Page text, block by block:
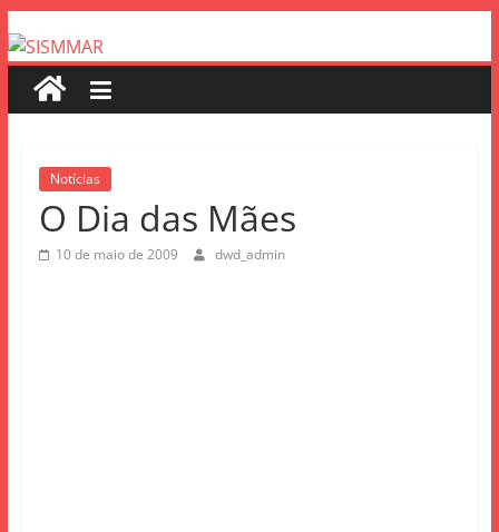
Notícias
O Dia das Mães
10 de maio de 2009 dwd_admin